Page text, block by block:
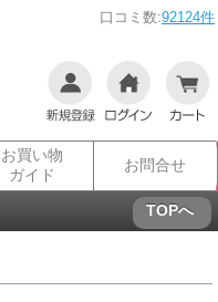
口コミ数:92124件
お買い物
ガイド
お問合せ
TOPへ